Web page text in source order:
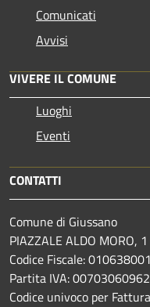
Comunicati
Avvisi
VIVERE IL COMUNE
Luoghi
Eventi
CONTATTI
Comune di Giussano
PIAZZALE ALDO MORO,
Codice Fiscale:
Partita IVA: 00703060962
Codice univoco per